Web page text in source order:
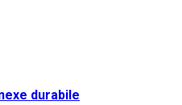
durabile